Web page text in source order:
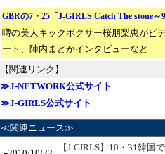
GBRの7・25「J-GIRLS Catch The stone～
噂の美人キックボクサー桜朋梨恵がビ
ート、陣内まどかインタビューなど
【関連リンク】
≫J-NETWORK公式サイト
≫J-GIRLS公式サイト
≪関連ニュース≫
【J-GIRLS】10・31韓